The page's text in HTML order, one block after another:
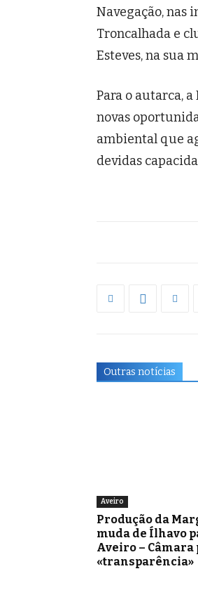
Navegação, nas
Troncalhada e
Esteves, na sua
Para o autarca,
novas
ambiental que
devidas
Outras notícias
Aveiro
Produção da
muda de Ílhavo
Aveiro – Câmara
«transparência»